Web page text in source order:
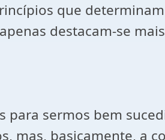
que
destacam-se
para sermos bem
mas, basicamente, a